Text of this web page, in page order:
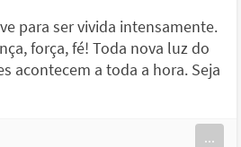
para ser vivida intensamente.
força, fé! Toda nova luz do
acontecem a toda a hora. Seja
...